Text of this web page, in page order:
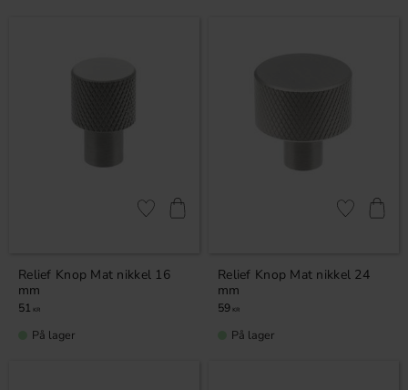
Relief Knop Mat nikkel 16
mm
51 KR
Gem som favorit
På lager
Relief Knop Mat nikkel 24
mm
59 KR
Gem som
På lager